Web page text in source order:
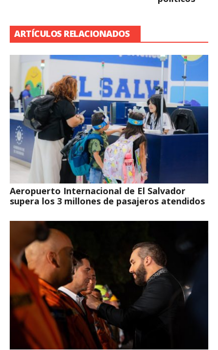
ARTÍCULOS RELACIONADOS
Aeropuerto Internacional de El Salvador
supera los 3 millones de pasajeros atendidos